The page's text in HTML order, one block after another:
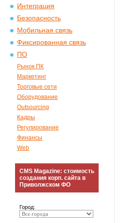
Интеграция
Безопасность
Мобильная связь
Фиксированная связь
ПО
Рынок ПК
Маркетинг
Торговые сети
Оборудование
Outsourcing
Кадры
Регулирование
Финансы
Web
CMS Magazine: стоимость
создания корп. сайта в
Приволжском ФО
Город: